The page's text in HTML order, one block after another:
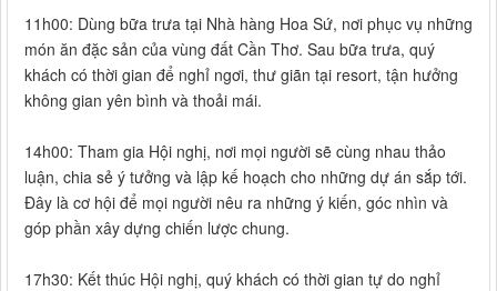
11h00: Dùng bữa trưa tại Nhà hàng Hoa Sứ, nơi phục vụ những
món ăn đặc sản của vùng đất Cần Thơ. Sau bữa trưa, quý
khách có thời gian để nghỉ ngơi, thư giãn tại resort, tận hưởng
không gian yên bình và thoải mái.
14h00: Tham gia Hội nghị, nơi mọi người sẽ cùng nhau thảo
luận, chia sẻ ý tưởng và lập kế hoạch cho những dự án sắp tới.
Đây là cơ hội để mọi người nêu ra những ý kiến, góc nhìn và
góp phần xây dựng chiến lược chung.
17h30: Kết thúc Hội nghị, quý khách có thời gian tự do nghỉ